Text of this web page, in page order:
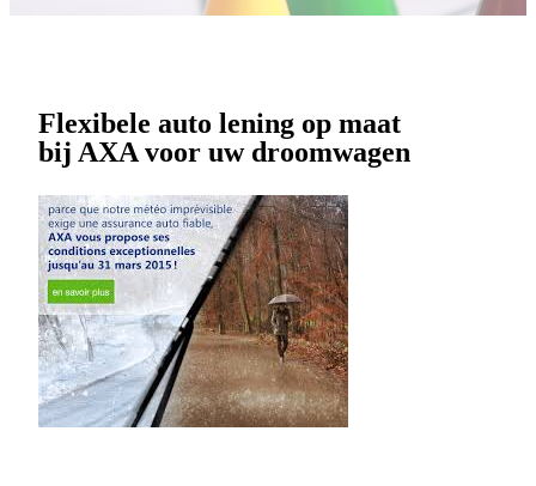
Flexibele auto lening op maat
bij AXA voor uw droomwagen